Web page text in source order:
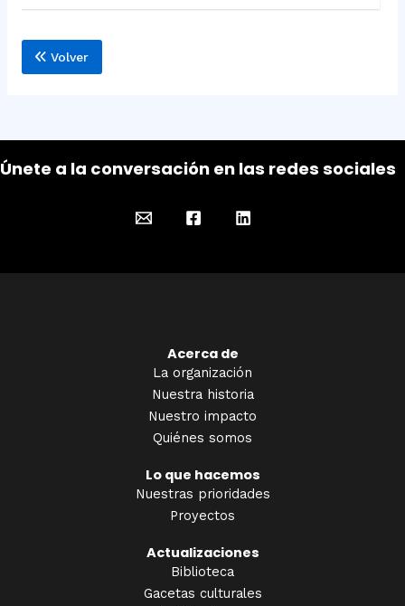
Volver
Únete a la conversación en las redes sociales
Acerca de
La organización
Nuestra historia
Nuestro impacto
Quiénes somos
Lo que hacemos
Nuestras prioridades
Proyectos
Actualizaciones
Biblioteca
Gacetas culturales